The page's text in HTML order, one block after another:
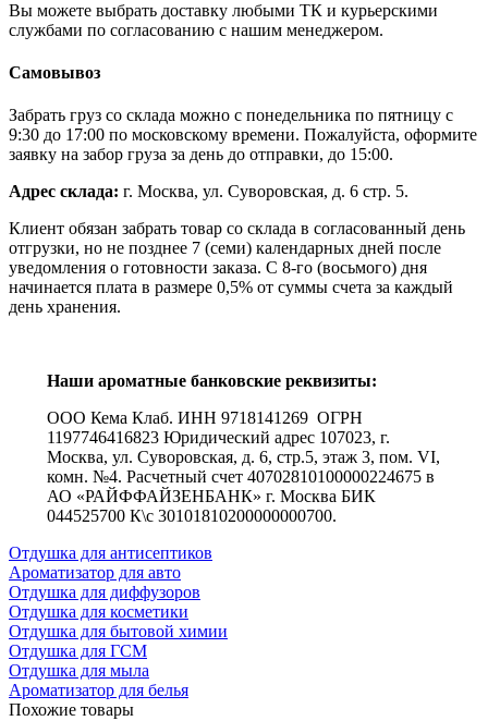
Вы можете выбрать доставку любыми ТК и курьерскими
службами по согласованию с нашим менеджером.
Самовывоз
Забрать груз со склада можно с понедельника по пятницу с
9:30 до 17:00 по московскому времени. Пожалуйста, оформите
заявку на забор груза за день до отправки, до 15:00.
Адрес склада: г. Москва, ул. Суворовская, д. 6 стр. 5.
Клиент обязан забрать товар со склада в согласованный день
отгрузки, но не позднее 7 (семи) календарных дней после
уведомления о готовности заказа. С 8-го (восьмого) дня
начинается плата в размере 0,5% от суммы счета за каждый
день хранения.
Наши ароматные банковские реквизиты:
ООО Кема Клаб. ИНН 9718141269 ОГРН
1197746416823 Юридический адрес 107023, г.
Москва, ул. Суворовская, д. 6, стр.5, этаж 3, пом. VI,
комн. №4. Расчетный счет 40702810100000224675 в
АО «РАЙФФАЙЗЕНБАНК» г. Москва БИК
044525700 К\с 30101810200000000700.
Отдушка для антисептиков
Ароматизатор для авто
Отдушка для диффузоров
Отдушка для косметики
Отдушка для бытовой химии
Отдушка для ГСМ
Отдушка для мыла
Ароматизатор для белья
Похожие товары